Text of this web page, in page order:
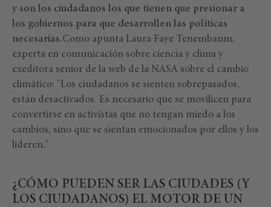
y son los ciudadanos los que tienen que presionar a
los gobiernos para que desarrollen las políticas
necesarias.Como apunta Laura Faye Tenembaum,
experta en comunicación sobre ciencia y clima y
exeditora senior de la web de la NASA sobre el cambio
climático: "Los ciudadanos se sienten sobrepasados,
están desactivados. Es necesario que se movilicen para
convertirse en activistas que no tengan miedo a los
cambios, sino que se sientan emocionados por ellos y los
lideren."
¿CÓMO PUEDEN SER LAS CIUDADES (Y
LOS CIUDADANOS) EL MOTOR DE UN